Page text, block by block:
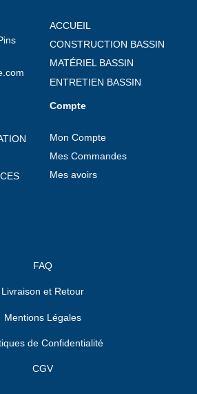
ACCUEIL
CONSTRUCTION BASSIN
MATÉRIEL BASSIN
ENTRETIEN BASSIN
Compte
Mon Compte
Mes Commandes
Mes avoirs
FAQ
Livraison et Retour
Mentions Légales
de Confidentialité
CGV